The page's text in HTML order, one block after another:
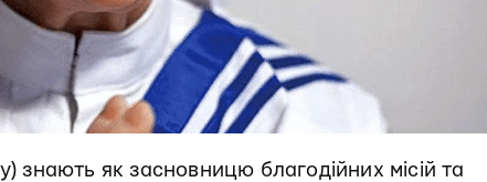
знають як засновницю благодійних місій та